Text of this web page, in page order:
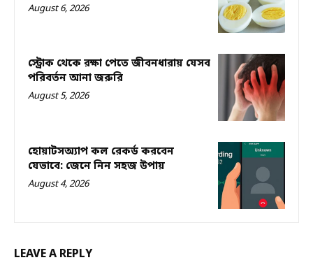
August 6, 2026
স্ট্রোক থেকে রক্ষা পেতে জীবনধারায় যেসব
পরিবর্তন আনা জরুরি
August 5, 2026
হোয়াটসঅ্যাপ কল রেকর্ড করবেন
যেভাবে: জেনে নিন সহজ উপায়
August 4, 2026
LEAVE A REPLY